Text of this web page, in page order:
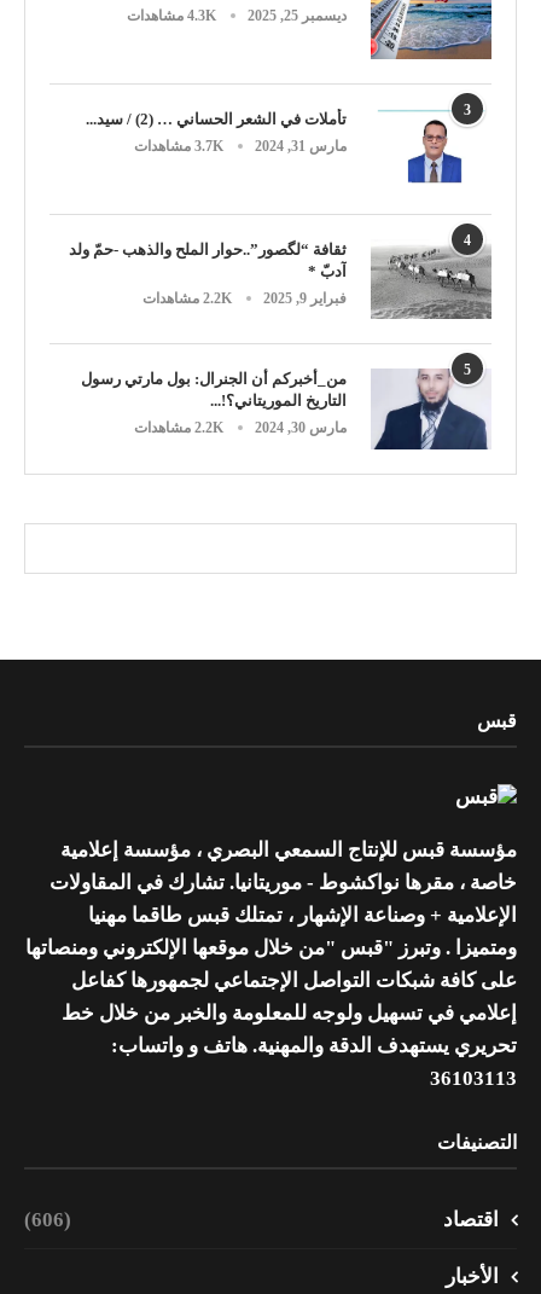
ديسمبر 25, 2025 4.3K مشاهدات
3 تأملات في الشعر الحساني … (2) / سيد...
مارس 31, 2024 3.7K مشاهدات
4
ثقافة “لگصور”..حوار الملح والذهب -حمّ ولد
آدبّ *
فبراير 9, 2025 2.2K مشاهدات
5
من_أخبركم أن الجنرال: بول مارتي رسول
التاريخ الموريتاني؟!...
مارس 30, 2024 2.2K مشاهدات
قبس
مؤسسة قبس للإنتاج السمعي البصري ، مؤسسة إعلامية
خاصة ، مقرها نواكشوط - موريتانيا. تشارك في المقاولات
الإعلامية + وصناعة الإشهار ، تمتلك قبس طاقما مهنيا
ومتميزا . وتبرز "قبس "من خلال موقعها الإلكتروني ومنصاتها
على كافة شبكات التواصل الإجتماعي لجمهورها كفاعل
إعلامي في تسهيل ولوجه للمعلومة والخبر من خلال خط
تحريري يستهدف الدقة والمهنية. هاتف و واتساب:
36103113
التصنيفات
اقتصاد (606)
الأخبار